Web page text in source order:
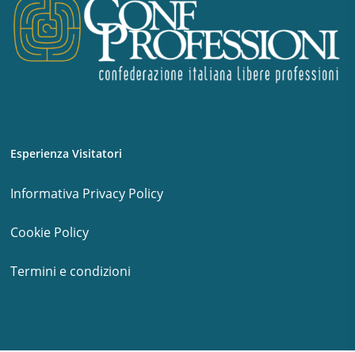
Esperienza Visitatori
Informativa Privacy Policy
Cookie Policy
Termini e condizioni